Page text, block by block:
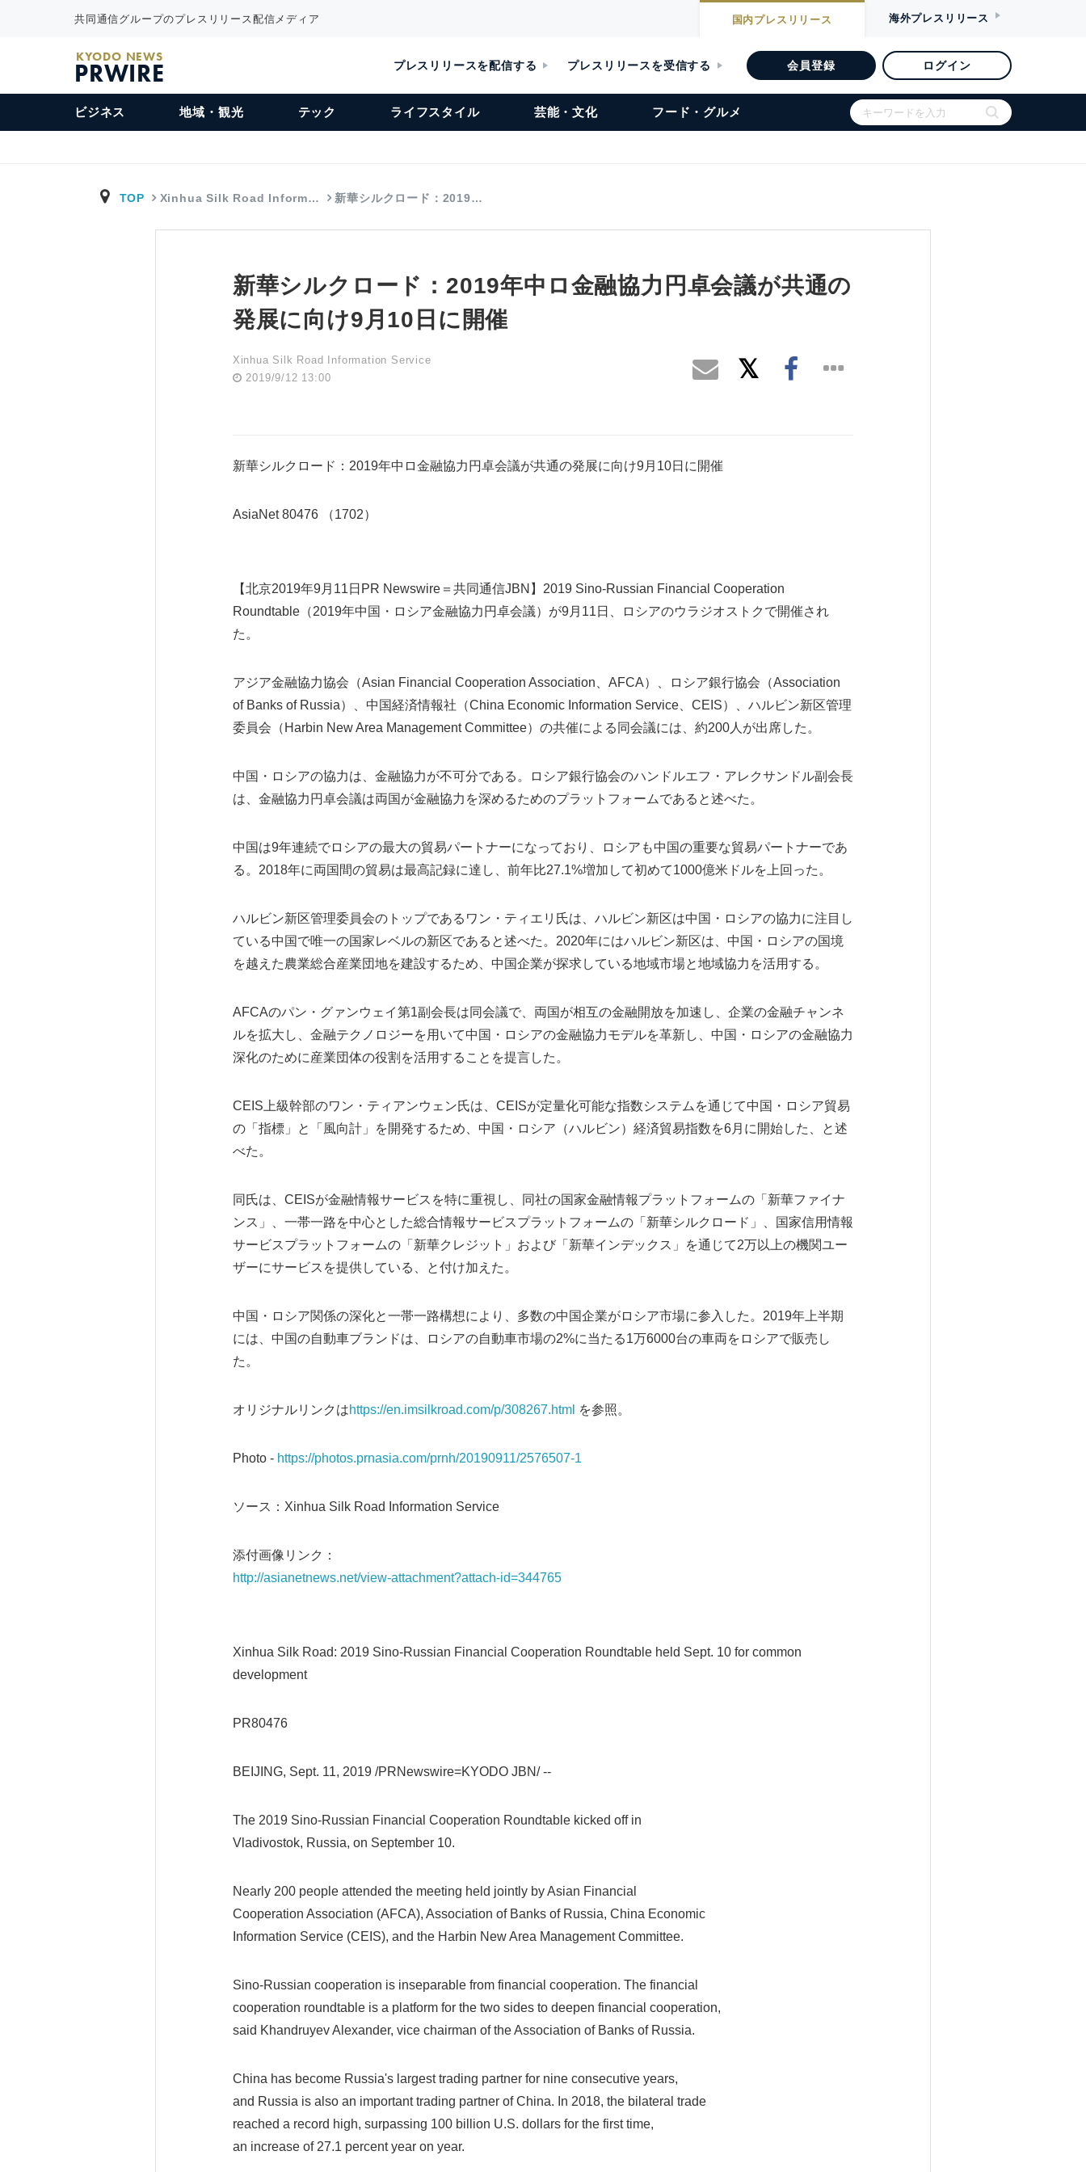
共同通信グループのプレスリリース配信メディア 国内プレスリリース 海外プレスリリース
KYODO NEWS
PRWIRE プレスリリースを配信する プレスリリースを受信する 会員登録 ログイン
ビジネス 地域・観光 テック ライフスタイル 芸能・文化 フード・グルメ
TOP Xinhua Silk Road Inform… 新華シルクロード：2019…
新華シルクロード：2019年中ロ金融協力円卓会議が共通の
発展に向け9月10日に開催
Xinhua Silk Road Information Service
2019/9/12 13:00
新華シルクロード：2019年中ロ金融協力円卓会議が共通の発展に向け9月10日に開催
AsiaNet 80476 （1702）
【北京2019年9月11日PR Newswire＝共同通信JBN】2019 Sino-Russian Financial Cooperation
Roundtable（2019年中国・ロシア金融協力円卓会議）が9月11日、ロシアのウラジオストクで開催され
た。
アジア金融協力協会（Asian Financial Cooperation Association、AFCA）、ロシア銀行協会（Association
of Banks of Russia）、中国経済情報社（China Economic Information Service、CEIS）、ハルビン新区管理
委員会（Harbin New Area Management Committee）の共催による同会議には、約200人が出席した。
中国・ロシアの協力は、金融協力が不可分である。ロシア銀行協会のハンドルエフ・アレクサンドル副会長
は、金融協力円卓会議は両国が金融協力を深めるためのプラットフォームであると述べた。
中国は9年連続でロシアの最大の貿易パートナーになっており、ロシアも中国の重要な貿易パートナーであ
る。2018年に両国間の貿易は最高記録に達し、前年比27.1%増加して初めて1000億米ドルを上回った。
ハルビン新区管理委員会のトップであるワン・ティエリ氏は、ハルビン新区は中国・ロシアの協力に注目し
ている中国で唯一の国家レベルの新区であると述べた。2020年にはハルビン新区は、中国・ロシアの国境
を越えた農業総合産業団地を建設するため、中国企業が探求している地域市場と地域協力を活用する。
AFCAのパン・グァンウェイ第1副会長は同会議で、両国が相互の金融開放を加速し、企業の金融チャンネ
ルを拡大し、金融テクノロジーを用いて中国・ロシアの金融協力モデルを革新し、中国・ロシアの金融協力
深化のために産業団体の役割を活用することを提言した。
CEIS上級幹部のワン・ティアンウェン氏は、CEISが定量化可能な指数システムを通じて中国・ロシア貿易
の「指標」と「風向計」を開発するため、中国・ロシア（ハルビン）経済貿易指数を6月に開始した、と述
べた。
同氏は、CEISが金融情報サービスを特に重視し、同社の国家金融情報プラットフォームの「新華ファイナ
ンス」、一帯一路を中心とした総合情報サービスプラットフォームの「新華シルクロード」、国家信用情報
サービスプラットフォームの「新華クレジット」および「新華インデックス」を通じて2万以上の機関ユー
ザーにサービスを提供している、と付け加えた。
中国・ロシア関係の深化と一帯一路構想により、多数の中国企業がロシア市場に参入した。2019年上半期
には、中国の自動車ブランドは、ロシアの自動車市場の2%に当たる1万6000台の車両をロシアで販売し
た。
オリジナルリンクはhttps://en.imsilkroad.com/p/308267.html を参照。
Photo - https://photos.prnasia.com/prnh/20190911/2576507-1
ソース：Xinhua Silk Road Information Service
添付画像リンク：
http://asianetnews.net/view-attachment?attach-id=344765
Xinhua Silk Road: 2019 Sino-Russian Financial Cooperation Roundtable held Sept. 10 for common
development
PR80476
BEIJING, Sept. 11, 2019 /PRNewswire=KYODO JBN/ --
The 2019 Sino-Russian Financial Cooperation Roundtable kicked off in
Vladivostok, Russia, on September 10.
Nearly 200 people attended the meeting held jointly by Asian Financial
Cooperation Association (AFCA), Association of Banks of Russia, China Economic
Information Service (CEIS), and the Harbin New Area Management Committee.
Sino-Russian cooperation is inseparable from financial cooperation. The financial
cooperation roundtable is a platform for the two sides to deepen financial cooperation,
said Khandruyev Alexander, vice chairman of the Association of Banks of Russia.
China has become Russia's largest trading partner for nine consecutive years,
and Russia is also an important trading partner of China. In 2018, the bilateral trade
reached a record high, surpassing 100 billion U.S. dollars for the first time,
an increase of 27.1 percent year on year.
English